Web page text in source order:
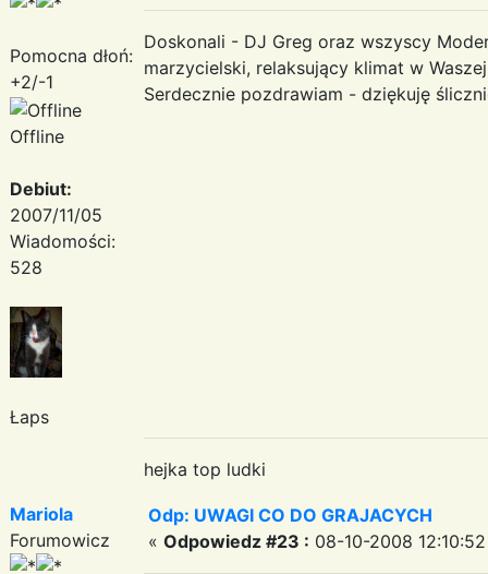
Pomocna dłoń:
+2/-1
Offline
Debiut:
2007/11/05
Wiadomości:
528
Łaps
Doskonali - DJ Greg oraz wszyscy
marzycielski, relaksujący klimat w
Serdecznie pozdrawiam - dziękuję
hejka top ludki
Mariola
Forumowicz
Odp: UWAGI CO DO GRAJACYCH
« Odpowiedz #23 : 08-10-2008